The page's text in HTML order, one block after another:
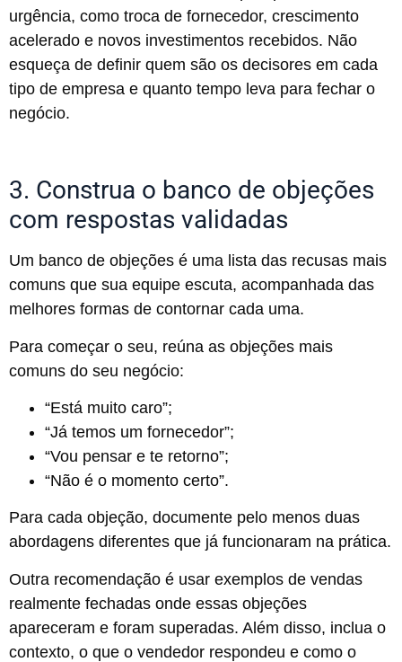
urgência, como troca de fornecedor, crescimento
acelerado e novos investimentos recebidos. Não
esqueça de definir quem são os decisores em cada
tipo de empresa e quanto tempo leva para fechar o
negócio.
3. Construa o banco de objeções
com respostas validadas
Um banco de objeções é uma lista das recusas mais
comuns que sua equipe escuta, acompanhada das
melhores formas de contornar cada uma.
Para começar o seu, reúna as objeções mais
comuns do seu negócio:
“Está muito caro”;
“Já temos um fornecedor”;
“Vou pensar e te retorno”;
“Não é o momento certo”.
Para cada objeção, documente pelo menos duas
abordagens diferentes que já funcionaram na prática.
Outra recomendação é usar exemplos de vendas
realmente fechadas onde essas objeções
apareceram e foram superadas. Além disso, inclua o
contexto, o que o vendedor respondeu e como o